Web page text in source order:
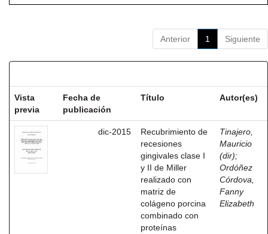
Anterior 1 Siguiente
Vista
previa
Fecha de
publicación
Título Autor(es)
dic-2015
Recubrimiento de
recesiones
gingivales clase I
y II de Miller
realizado con
matriz de
colágeno porcina
combinado con
proteínas
Tinajero,
Mauricio
(dir);
Ordóñez
Córdova,
Fanny
Elizabeth